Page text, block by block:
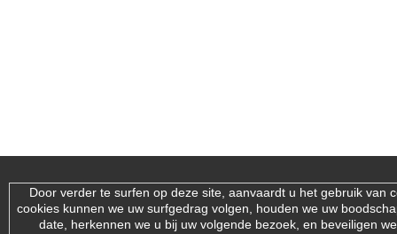
Door verder te surfen op deze site, aanvaardt u het gebruik van
cookies kunnen we uw surfgedrag volgen, houden we uw
date, herkennen we u bij uw volgende bezoek, en beveiligen